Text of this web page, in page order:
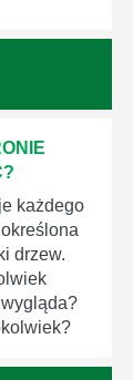
każdego
drzew.